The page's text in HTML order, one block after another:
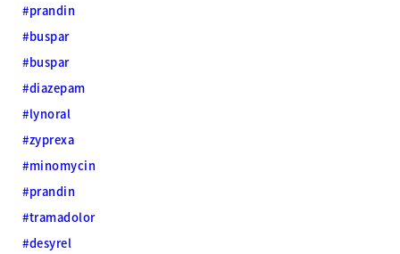
#prandin
#buspar
#buspar
#diazepam
#lynoral
#zyprexa
#minomycin
#prandin
#tramadolor
#desyrel